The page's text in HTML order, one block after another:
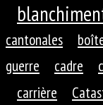
cantonales
guerre
cadre
carrière